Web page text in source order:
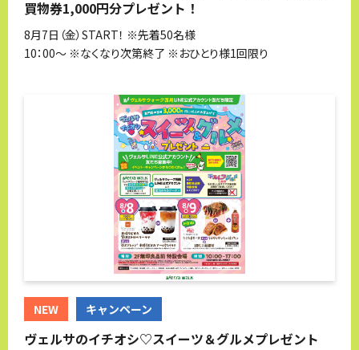
買物券1,000円分プレゼント！
8月7日（金）START！ ※先着50名様
10：00～ ※なくなり次第終了 ※おひとり様1回限り
NEW キャンペーン
ヴェルサのイチオシ♡スイーツ＆グルメプレゼント